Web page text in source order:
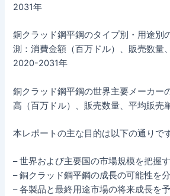
2031年
銅クラッド鋼平鋼のタイプ別・用途別
測：消費金額（百万ドル）、販売数量
2020-2031年
銅クラッド鋼平鋼の世界主要メーカー
高（百万ドル）、販売数量、平均販
本レポートの主な目的は以下の通りで
– 世界および主要国の市場規模を把握
– 銅クラッド鋼平鋼の成長の可能性を
– 各製品と最終用途市場の将来成長を